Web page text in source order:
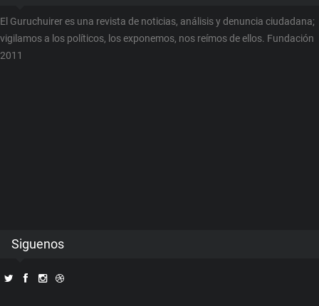
El Guruchuirer es una revista de noticias, análisis y denuncia ciudadana;
vigilamos a los políticos, los exponemos, nos reímos de ellos. Fundación
2011
Siguenos